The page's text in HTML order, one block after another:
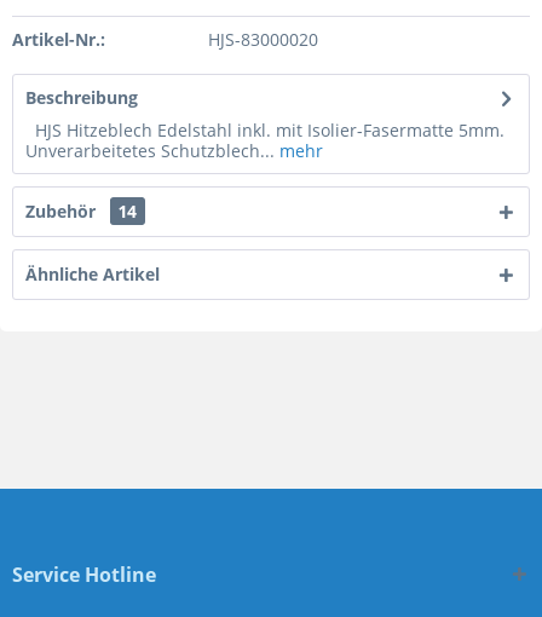
Artikel-Nr.: HJS-83000020
Beschreibung
HJS Hitzeblech Edelstahl inkl. mit Isolier-Fasermatte 5mm.
Unverarbeitetes Schutzblech... mehr
Zubehör 14
Ähnliche Artikel
Service Hotline